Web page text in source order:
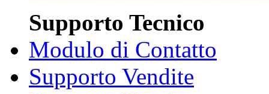
Supporto Tecnico
Modulo di Contatto
Supporto Vendite